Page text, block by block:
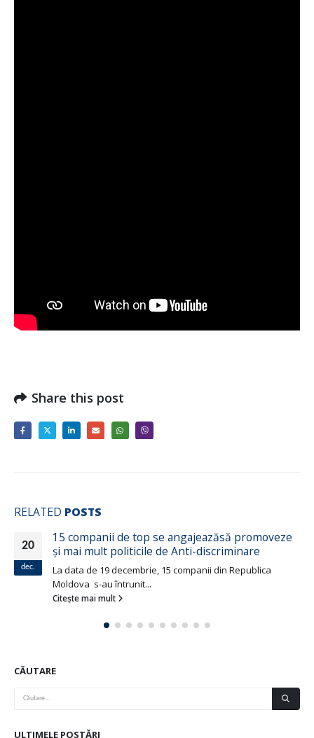
Share this post
RELATED POSTS
15 companii de top se angajeazăsă promoveze
și mai mult politicile de Anti-discriminare
La data de 19 decembrie, 15 companii din Republica
Moldova s-au întrunit...
Citește mai mult
CĂUTARE
ULTIMELE POSTĂRI